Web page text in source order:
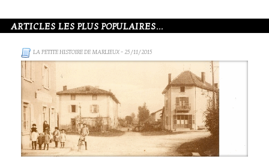
ARTICLES LES PLUS POPULAIRES...
LA PETITE HISTOIRE DE MARLIEUX- 25/11/2015